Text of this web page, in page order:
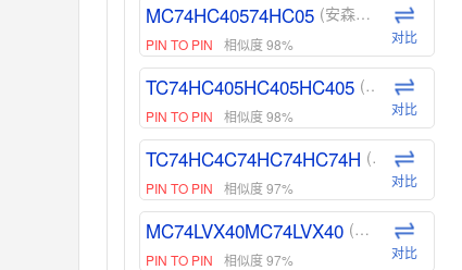
MC74HC40574HC05 (安森美-ON)
PIN TO PIN 相似度 98% 对比
TC74HC405HC405HC405 (东芝-Toshiba)
PIN TO PIN 相似度 98% 对比
TC74HC4C74HC74HC74H (东芝-Toshiba)
PIN TO PIN 相似度 97% 对比
MC74LVX40MC74LVX40 (安森美-ON)
PIN TO PIN 相似度 97% 对比